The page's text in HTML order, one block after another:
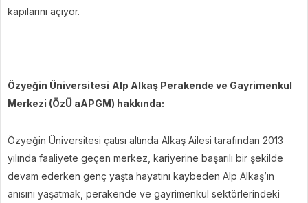
kapılarını açıyor.
Özyeğin Üniversitesi Alp Alkaş Perakende ve Gayrimenkul
Merkezi (ÖzÜ aAPGM) hakkında:
Özyeğin Üniversitesi çatısı altında Alkaş Ailesi tarafından 2013
yılında faaliyete geçen merkez, kariyerine başarılı bir şekilde
devam ederken genç yaşta hayatını kaybeden Alp Alkaş’ın
anısını yaşatmak, perakende ve gayrimenkul sektörlerindeki